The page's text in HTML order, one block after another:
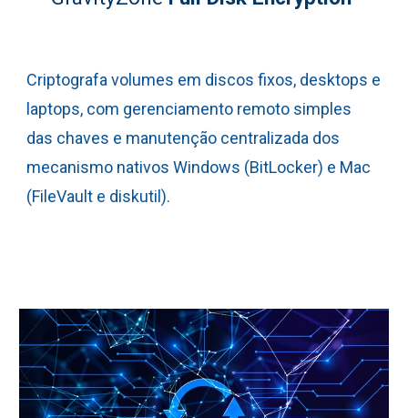
Criptografa volumes em discos fixos, desktops e
laptops, com gerenciamento remoto simples
das chaves e manutenção centralizada dos
mecanismo nativos Windows (BitLocker) e Mac
(FileVault e diskutil).